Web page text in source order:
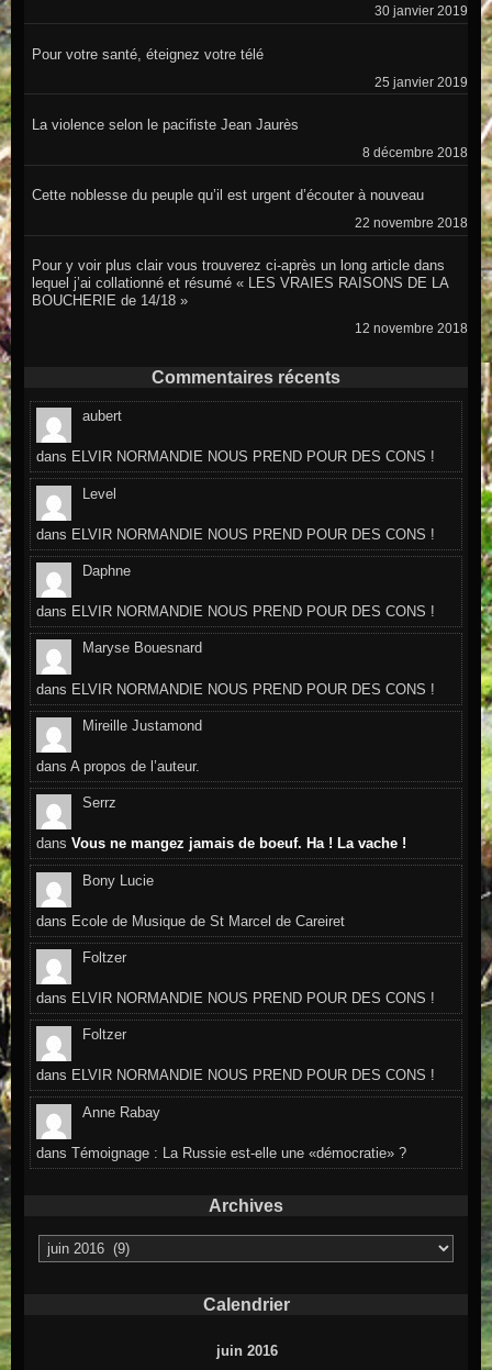
30 janvier 2019
Pour votre santé, éteignez votre télé
25 janvier 2019
La violence selon le pacifiste Jean Jaurès
8 décembre 2018
Cette noblesse du peuple qu’il est urgent d’écouter à nouveau
22 novembre 2018
Pour y voir plus clair vous trouverez ci-après un long article dans
lequel j’ai collationné et résumé « LES VRAIES RAISONS DE LA
BOUCHERIE de 14/18 »
12 novembre 2018
Commentaires récents
aubert
dans ELVIR NORMANDIE NOUS PREND POUR DES CONS !
Level
dans ELVIR NORMANDIE NOUS PREND POUR DES CONS !
Daphne
dans ELVIR NORMANDIE NOUS PREND POUR DES CONS !
Maryse Bouesnard
dans ELVIR NORMANDIE NOUS PREND POUR DES CONS !
Mireille Justamond
dansA propos de l’auteur.
Serrz
dansVous ne mangez jamais de boeuf. Ha ! La vache !
Bony Lucie
dans Ecole de Musique de St Marcel de Careiret
Foltzer
dans ELVIR NORMANDIE NOUS PREND POUR DES CONS !
Foltzer
dans ELVIR NORMANDIE NOUS PREND POUR DES CONS !
Anne Rabay
dansTémoignage : La Russie est-elle une «démocratie» ?
Archives
Archives
Calendrier
juin 2016